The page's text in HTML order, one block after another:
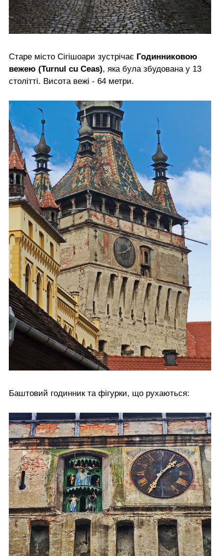
Старе місто Сігішоари зустрічає Годинниковою
вежею (Turnul cu Ceas), яка була збудована у 13
столітті. Висота вежі - 64 метри.
Баштовий годинник та фігурки, що рухаються: